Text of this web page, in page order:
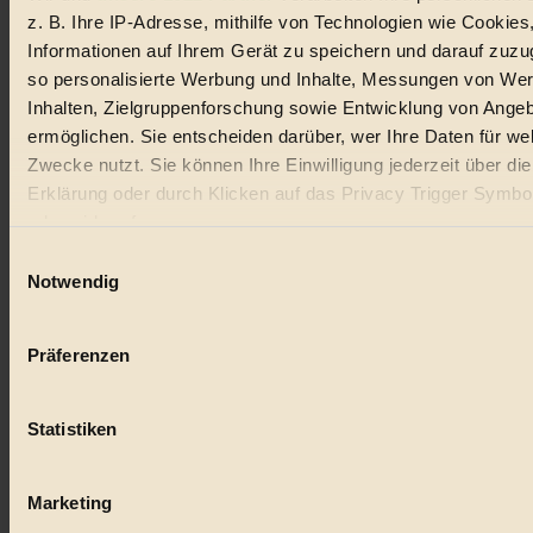
z. B. Ihre IP-Adresse, mithilfe von Technologien wie
Informationen auf Ihrem Gerät zu speichern und darauf
so personalisierte Werbung und Inhalte, Messungen von
Inhalten, Zielgruppenforschung sowie Entwicklung von
ermöglichen. Sie entscheiden darüber, wer Ihre Daten für
Zwecke nutzt. Sie können Ihre Einwilligung jederzeit über
Erklärung oder durch Klicken auf das Privacy Trigger
oder widerrufen
Wenn Sie es erlauben, würden wir auch gerne:
Ihr Gerät durch aktives Scannen nach bestimmten
Erfahren Sie mehr darüber, wie Ihre persönlichen Daten
Notwendig
Präferenzen
Statistiken
Marketing
Natur
kinderbuch
nachhaltig